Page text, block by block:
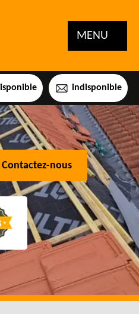
MENU
indisponible
Contactez-nous